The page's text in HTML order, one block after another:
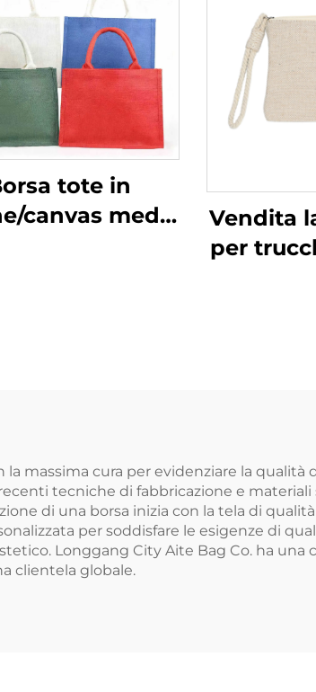
tote in
canvas media
Vendita
per
massima cura per evidenziare la
tecniche di fabbricazione e
di una borsa inizia con la tela di
per soddisfare le esigenze di
Longgang City Aite Bag Co. ha
clientela globale.